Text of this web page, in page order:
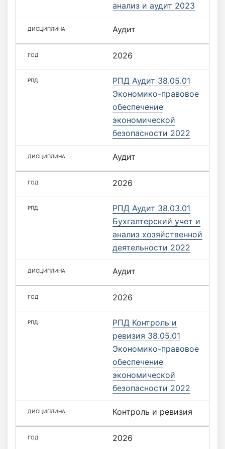
анализ и аудит 2023
Аудит
2026
РПД Аудит 38.05.01
Экономико-правовое
обеспечение
экономической
безопасности 2022
Аудит
2026
РПД Аудит 38.03.01
Бухгалтерский учет и
анализ хозяйственной
деятельности 2022
Аудит
2026
РПД Контроль и
ревизия 38.05.01
Экономико-правовое
обеспечение
экономической
безопасности 2022
Контроль и ревизия
2026